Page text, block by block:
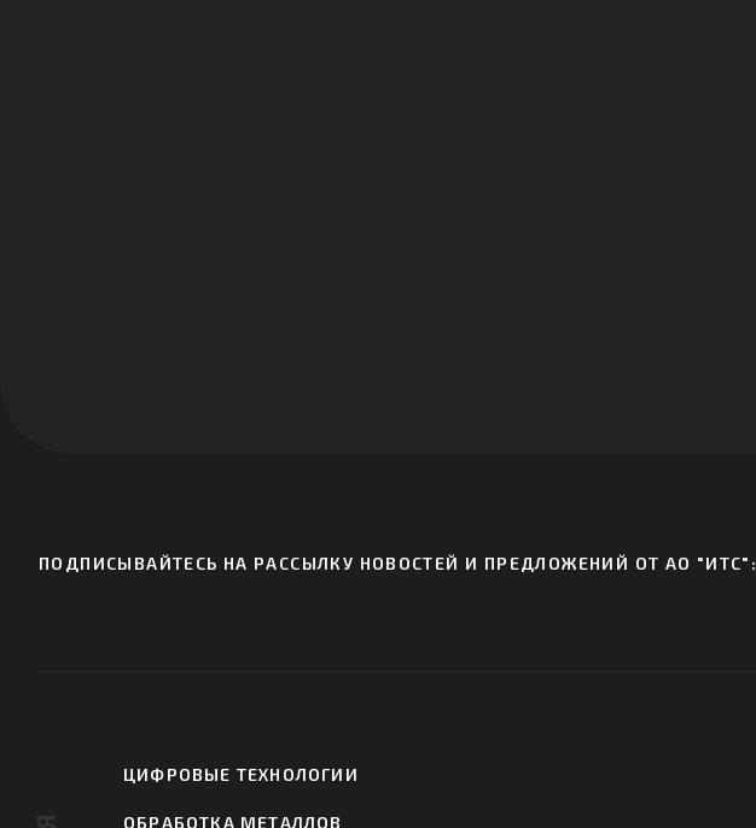
ПОДПИСЫВАЙТЕСЬ НА РАССЫЛКУ НОВОСТЕЙ И ПРЕДЛОЖЕНИЙ ОТ АО "ИТС":
ЦИФРОВЫЕ ТЕХНОЛОГИИ
ОБРАБОТКА МЕТАЛЛОВ